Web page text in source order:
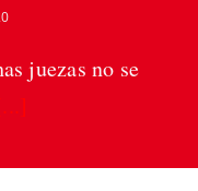
juezas no se